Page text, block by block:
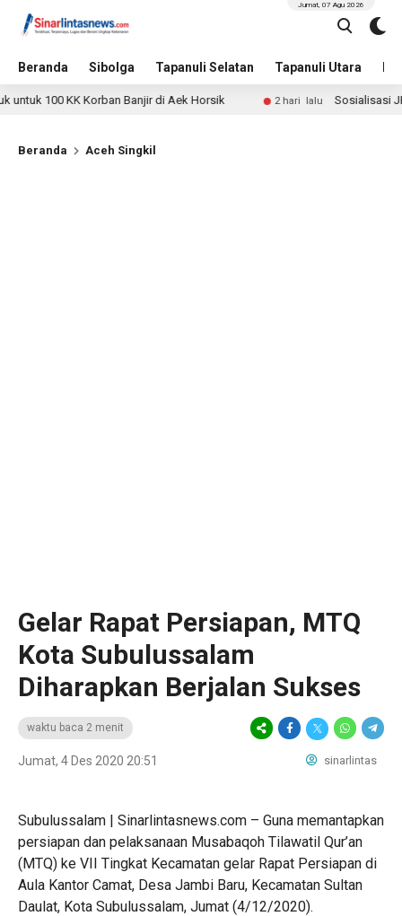
Beranda Sibolga Tapanuli Selatan Tapanuli Utara
Jumat, 07 Agu 2026
KK Korban Banjir di Aek Horsik 2 hari lalu Sosialisasi JKN-KIS
Beranda Aceh Singkil
Gelar Rapat Persiapan, MTQ
Kota Subulussalam
Diharapkan Berjalan Sukses
waktu baca 2 menit
Jumat, 4 Des 2020 20:51 sinarlintas
Subulussalam | Sinarlintasnews.com – Guna memantapkan
persiapan dan pelaksanaan Musabaqoh Tilawatil Qur’an
(MTQ) ke VII Tingkat Kecamatan gelar Rapat Persiapan di
Aula Kantor Camat, Desa Jambi Baru, Kecamatan Sultan
Daulat, Kota Subulussalam, Jumat (4/12/2020).